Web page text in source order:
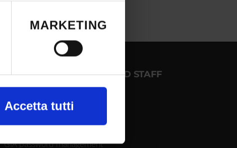
o facendo
con
MARKETING
Accetta tutti
LOGIN FOR STUDENTS AND STAFF
INTRANET - My Univr
Outlook Webmail
GIA password management